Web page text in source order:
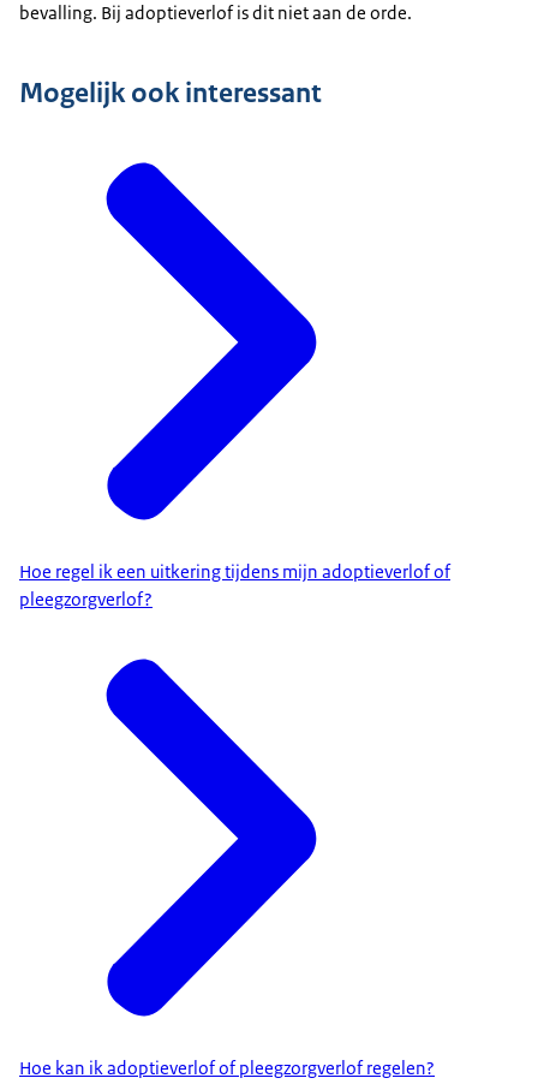
bevalling. Bij adoptieverlof is dit niet aan de orde.
Mogelijk ook interessant
Hoe regel ik een uitkering tijdens mijn adoptieverlof of
pleegzorgverlof?
Hoe kan ik adoptieverlof of pleegzorgverlof regelen?